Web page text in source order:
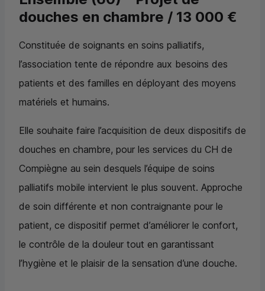
douches en chambre / 13 000 €
Constituée de soignants en soins palliatifs,
l’association tente de répondre aux besoins des
patients et des familles en déployant des moyens
matériels et humains.
Elle souhaite faire l’acquisition de deux dispositifs de
douches en chambre, pour les services du CH de
Compiègne au sein desquels l’équipe de soins
palliatifs mobile intervient le plus souvent. Approche
de soin différente et non contraignante pour le
patient, ce dispositif permet d’améliorer le confort,
le contrôle de la douleur tout en garantissant
l’hygiène et le plaisir de la sensation d’une douche.